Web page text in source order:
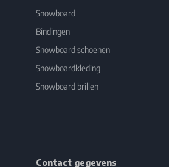
Snowboard
Bindingen
Snowboard schoenen
Snowboardkleding
Snowboard brillen
Contact gegevens